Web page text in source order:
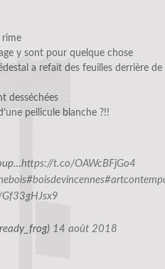
rime
y sont pour quelque chose
a refait des feuilles derrière
desséchées
pellicule blanche ?!!
https://t.co/OAWcBFjGo4
#boisdevincennes
14 août 2018